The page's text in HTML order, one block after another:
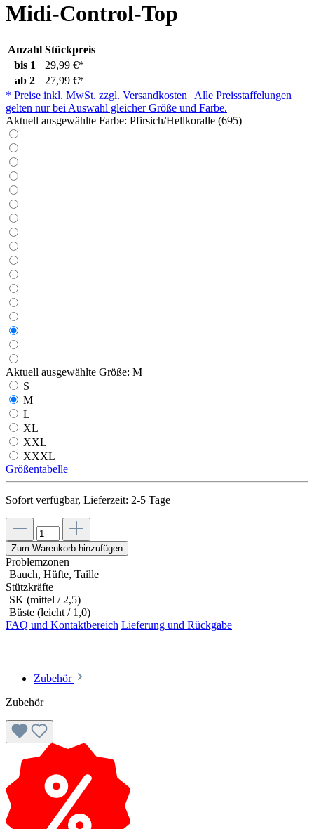
Midi-Control-Top
Anzahl Stückpreis
bis 1
29,99 €*
ab 2
27,99 €*
* Preise inkl. MwSt. zzgl. Versandkosten | Alle Preisstaffelungen
gelten nur bei Auswahl gleicher Größe und Farbe.
Aktuell ausgewählte Farbe: Pfirsich/Hellkoralle (695)
Aktuell ausgewählte Größe: M
S
M
L
XL
XXL
XXXL
Größentabelle
Sofort verfügbar, Lieferzeit: 2-5 Tage
Zum Warenkorb hinzufügen
Problemzonen
Bauch, Hüfte, Taille
Stützkräfte
SK (mittel / 2,5)
Büste (leicht / 1,0)
FAQ und Kontaktbereich Lieferung und Rückgabe
Zubehör
Zubehör